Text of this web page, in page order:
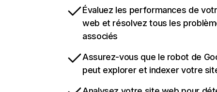
Évaluez les performances de
web et résolvez tous les
associés
Assurez-vous que le robot de
peut explorer et indexer votre